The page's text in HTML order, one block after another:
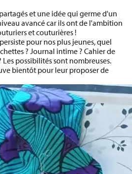
et une idée qui germe d'un
avancé car ils ont de l'ambition
et couturières !
pour nos plus jeunes, quel
? Journal intime ? Cahier de
Les possibilités sont nombreuses.
bientôt pour leur proposer de